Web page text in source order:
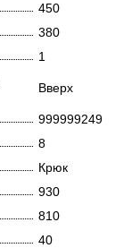
450
380
1
Вверх
999999249
8
Крюк
930
810
40